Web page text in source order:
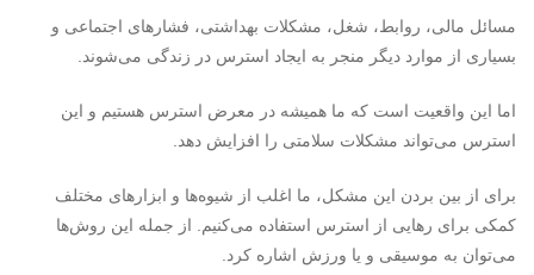
مسائل مالی، روابط، شغل، مشکلات بهداشتی، فشارهای اجتماعی و
بسیاری از موارد دیگر منجر به ایجاد استرس در زندگی می‌شوند.
اما این واقعیت است که ما همیشه در معرض استرس هستیم و این
استرس می‌تواند مشکلات سلامتی را افزایش دهد.
برای از بین بردن این مشکل، ما اغلب از شیوه‌ها و ابزارهای مختلف
کمکی برای رهایی از استرس استفاده می‌کنیم. از جمله این روش‌ها
می‌توان به موسیقی و یا ورزش اشاره کرد.